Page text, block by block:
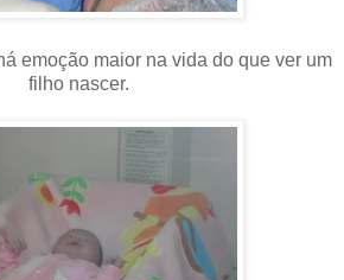
emoção maior na vida do que ver um
filho nascer.